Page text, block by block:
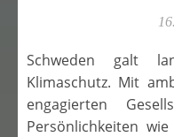
Schweden galt lange als Vorzeigeland im
Klimaschutz. Mit
engagierten
Persönlichkeiten